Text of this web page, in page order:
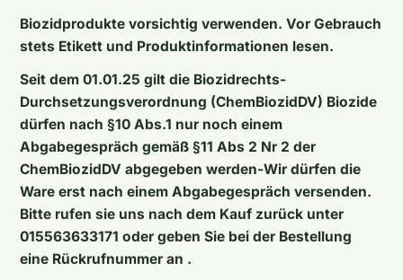
Biozidprodukte vorsichtig verwenden. Vor Gebrauch
stets Etikett und Produktinformationen lesen.
Seit dem 01.01.25 gilt die Biozidrechts-
Durchsetzungsverordnung (ChemBiozidDV) Biozide
dürfen nach §10 Abs.1 nur noch einem
Abgabegespräch gemäß §11 Abs 2 Nr 2 der
ChemBiozidDV abgegeben werden-Wir dürfen die
Ware erst nach einem Abgabegespräch versenden.
Bitte rufen sie uns nach dem Kauf zurück unter
015563633171 oder geben Sie bei der Bestellung
eine Rückrufnummer an .